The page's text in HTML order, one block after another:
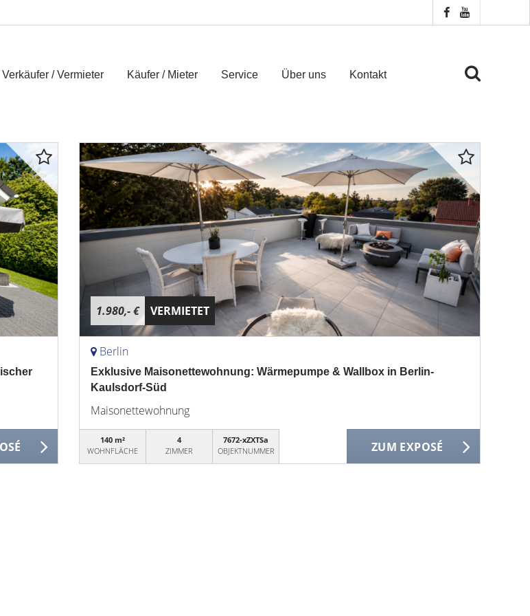
Verkäufer / Vermieter Käufer / Mieter Service Über uns Kontakt
1.980,- € VERMIETET
Berlin
Exklusive Maisonettewohnung: Wärmepumpe & Wallbox in Berlin-
Kaulsdorf-Süd
Maisonettewohnung
140 m²
WOHNFLÄCHE
4
ZIMMER
7672-xZXTSa
OBJEKTNUMMER
ZUM EXPOSÉ